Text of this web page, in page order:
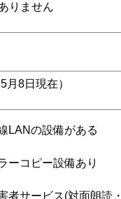
りません
月8日現在）
LANの設備がある
ーコピー設備あり
者サービス(対面朗読